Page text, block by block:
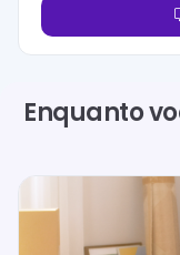
Enquanto